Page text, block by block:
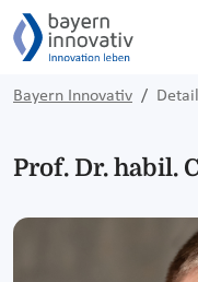
Bayern Innovativ Detail
Prof. Dr. habil.